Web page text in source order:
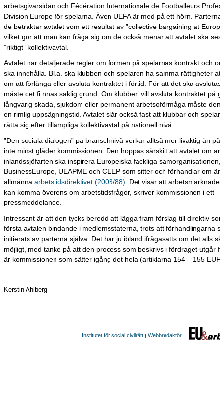
arbetsgivarsidan och Fédération Internationale de Footballeurs
Division Europe för spelarna. Även UEFA är med på ett hörn.
de betraktar avtalet som ett resultat av ”collective bargaining at
vilket gör att man kan fråga sig om de också menar att avtalet ska
”riktigt” kollektivavtal.
Avtalet har detaljerade regler om formen på spelarnas kontrakt och
ska innehålla. Bl.a. ska klubben och spelaren ha samma rättigheter
om att förlänga eller avsluta kontraktet i förtid. För att det ska
måste det fi nnas saklig grund. Om klubben vill avsluta kontraktet på
långvarig skada, sjukdom eller permanent arbetsoförmåga måste
en rimlig uppsägningstid. Avtalet slår också fast att klubbar och
rätta sig efter tillämpliga kollektivavtal på nationell nivå.
”Den sociala dialogen” på branschnivå verkar alltså mer livaktig än
inte minst gläder kommissionen. Den hoppas särskilt att avtalet om
inlandssjöfarten ska inspirera Europeiska fackliga samorganisationen,
BusinessEurope, UEAPME och CEEP som sitter och förhandlar om
allmänna arbetstidsdirektivet (2003/88) . Det visar att
kan komma överens om arbetstidsfrågor, skriver kommissionen i ett
pressmeddelande.
Intressant är att den tycks beredd att lägga fram förslag till direktiv
första avtalen bindande i medlemsstaterna, trots att förhandlingarna
initierats av parterna själva. Det har ju ibland ifrågasatts om det alls
möjligt, med tanke på att den process som beskrivs i fördraget utgår
är kommissionen som sätter igång det hela (artiklarna 154 – 155
Kerstin Ahlberg
Institutet för social civilrätt | Webbredaktör